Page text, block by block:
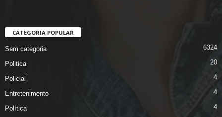
CATEGORIA POPULAR
Sem categoria 6324
Politica 20
Policial 4
Entretenimento 4
Política 4